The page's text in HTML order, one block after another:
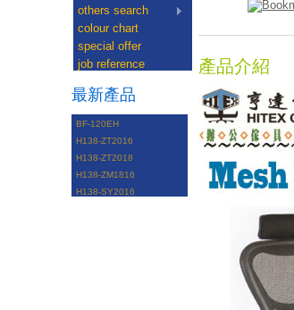
others search
colour chart
special offer
job reference
最新產品
BF-120EH
H138-ZT2016
H138-ZT2018
H138-ZM1816
H138-SY2016
產品介紹